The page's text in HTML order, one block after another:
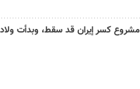
مشروع كسر إيران قد سقط، وبدأت